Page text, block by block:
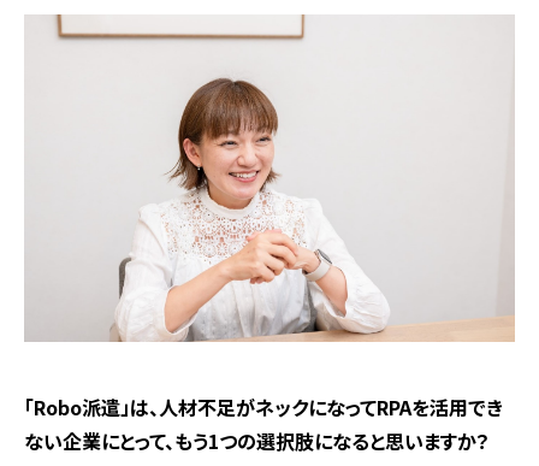
――「Robo派遣」は、人材不足がネックになってRPAを活用でき
ない企業にとって、もう1つの選択肢になると思いますか？